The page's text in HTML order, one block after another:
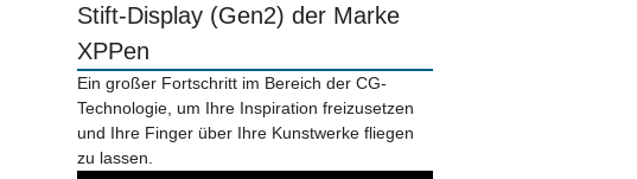
Stift-Display (Gen2) der Marke
XPPen
Ein großer Fortschritt im Bereich der CG-
Technologie, um Ihre Inspiration freizusetzen
und Ihre Finger über Ihre Kunstwerke fliegen
zu lassen.